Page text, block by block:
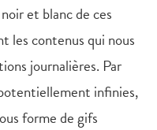
et blanc de ces
les contenus qui nous
journalières. Par
infinies,
forme de gifs